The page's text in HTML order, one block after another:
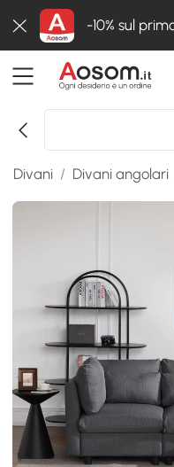
-10% sul
Divani / Divani angolari